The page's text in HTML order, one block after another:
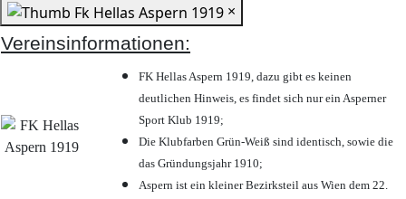
×
Vereinsinformationen:
FK Hellas Aspern 1919, dazu gibt es keinen
deutlichen Hinweis, es findet sich nur ein Asperner
Sport Klub 1919;
Die Klubfarben Grün-Weiß sind identisch, sowie die
das Gründungsjahr 1910;
Aspern ist ein kleiner Bezirksteil aus Wien dem 22.